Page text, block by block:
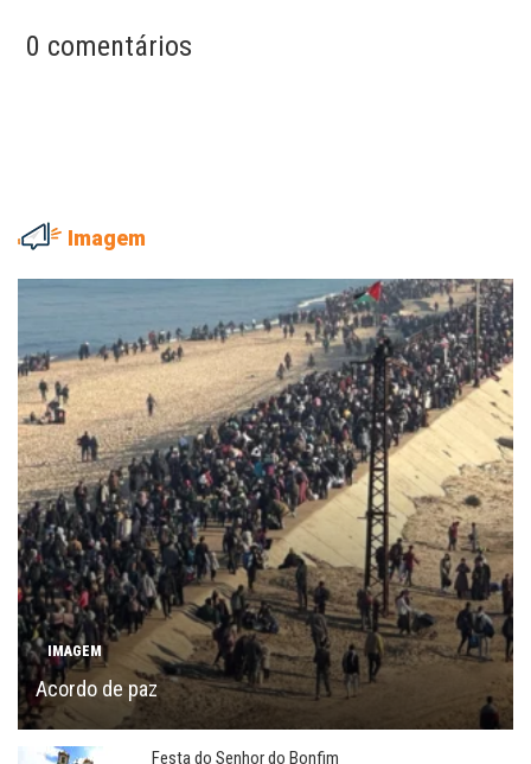
0 comentários
Imagem
IMAGEM
Acordo de paz
Festa do Senhor do Bonfim